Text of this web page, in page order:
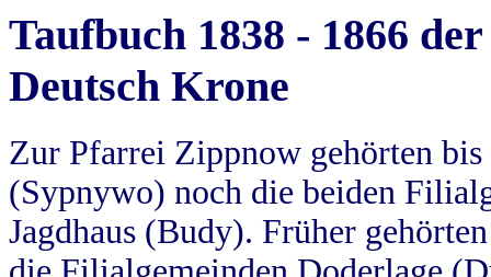
Taufbuch 1838 - 1866
Deutsch Krone
Zur Pfarrei Zippnow gehörten
(Sypnywo) noch die beiden
Jagdhaus (Budy). Früher